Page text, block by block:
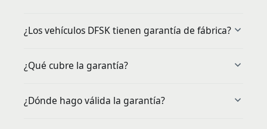
¿Los vehículos DFSK tienen garantía de fábrica?
¿Qué cubre la garantía?
¿Dónde hago válida la garantía?